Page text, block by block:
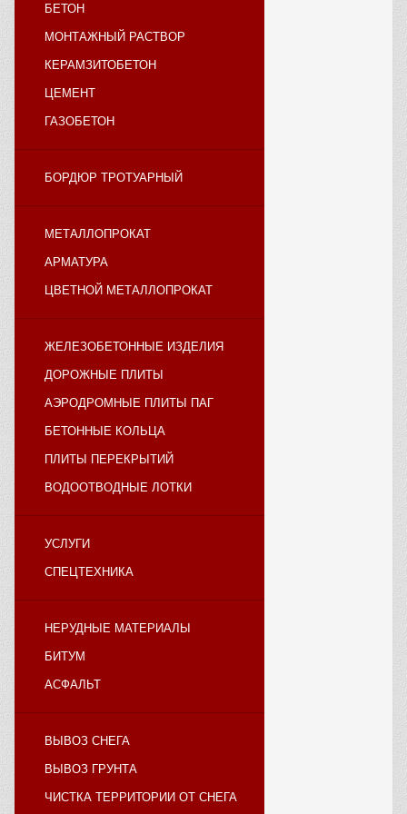
БЕТОН
МОНТАЖНЫЙ РАСТВОР
КЕРАМЗИТОБЕТОН
ЦЕМЕНТ
ГАЗОБЕТОН
БОРДЮР ТРОТУАРНЫЙ
МЕТАЛЛОПРОКАТ
АРМАТУРА
ЦВЕТНОЙ МЕТАЛЛОПРОКАТ
ЖЕЛЕЗОБЕТОННЫЕ ИЗДЕЛИЯ
ДОРОЖНЫЕ ПЛИТЫ
АЭРОДРОМНЫЕ ПЛИТЫ ПАГ
БЕТОННЫЕ КОЛЬЦА
ПЛИТЫ ПЕРЕКРЫТИЙ
ВОДООТВОДНЫЕ ЛОТКИ
УСЛУГИ
СПЕЦТЕХНИКА
НЕРУДНЫЕ МАТЕРИАЛЫ
БИТУМ
АСФАЛЬТ
ВЫВОЗ СНЕГА
ВЫВОЗ ГРУНТА
ЧИСТКА ТЕРРИТОРИИ ОТ СНЕГА